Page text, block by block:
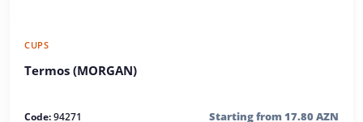
CUPS
Termos (MORGAN)
Code:94271 Starting from 17.80 AZN